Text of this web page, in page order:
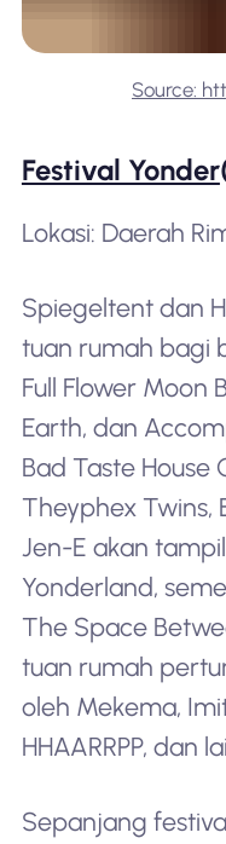
Source:
Festival Yonder
Lokasi: Daerah
Spiegeltent dan
tuan rumah bagi
Full Flower Moon
Earth, dan
Bad Taste House
Theyphex Twins,
Jen-E akan
Yonderland,
The Space
tuan rumah
oleh Mekema,
HHAARRPP, dan
Sepanjang